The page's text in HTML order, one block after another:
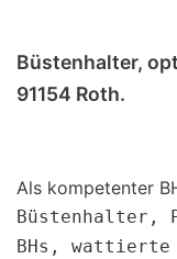
Büstenhalter,
91154 Roth.
Als kompetenter
Büstenhalter,
BHs, wattierte